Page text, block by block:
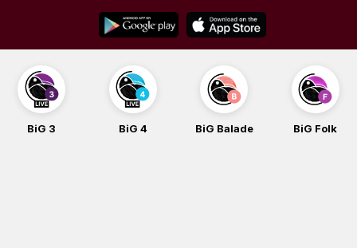
content
BiG 3 BiG 4 BiG Balade BiG Folk